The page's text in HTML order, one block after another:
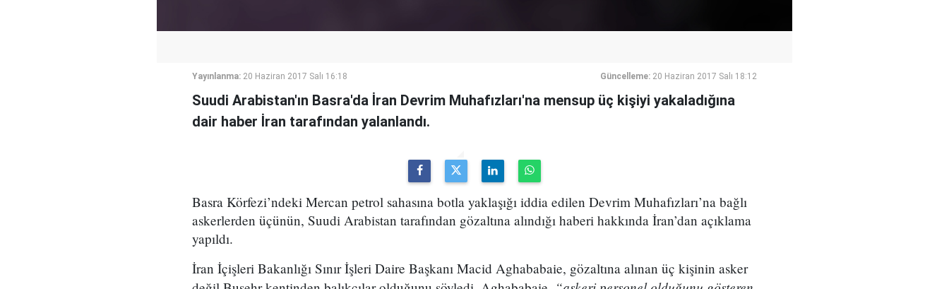
Yayınlanma: 20 Haziran 2017 Salı 16:18 Güncelleme: 20 Haziran 2017 Salı 18:12
Suudi Arabistan'ın Basra'da İran Devrim Muhafızları'na mensup üç kişiyi yakaladığına
dair haber İran tarafından yalanlandı.
Basra Körfezi’ndeki Mercan petrol sahasına botla yaklaşığı iddia edilen Devrim Muhafızları’na bağlı
askerlerden üçünün, Suudi Arabistan tarafından gözaltına alındığı haberi hakkında İran’dan açıklama
yapıldı.
İran İçişleri Bakanlığı Sınır İşleri Daire Başkanı Macid Aghababaie, gözaltına alınan üç kişinin asker